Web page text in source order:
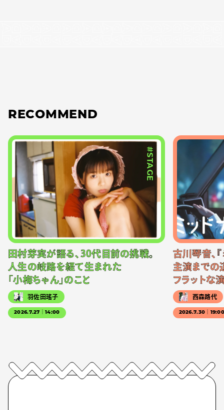
RECOMMEND
#STAGE
田村芽実が語る、30代目前の挑戦。
人生の岐路を経て生まれた
「小梅ちゃん」のこと
羽佐田瑤子
2026.7.27｜14:00
古川琴音、
主演までの
フラットな
西森路代
2026.7.30｜